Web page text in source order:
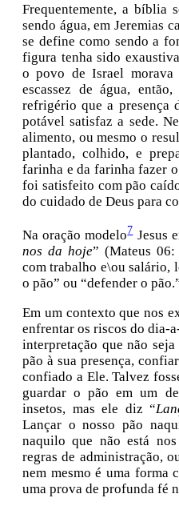
Frequentemente, a bíblia
sendo água, em Jeremias
se define como sendo a
figura tenha sido
o povo de Israel morava
escassez de água,
refrigério que a presença
potável satisfaz a sede.
alimento, ou mesmo o
plantado, colhido, e
farinha e da farinha fazer
foi satisfeito com pão
do cuidado de Deus para
Na oração modelo7Jesus
nos da hoje” (Mateus 06:
com trabalho e\ou salário,
o pão” ou “defender o
Em um contexto que nos
enfrentar os riscos do dia-
interpretação que não
pão à sua presença,
confiado a Ele. Talvez
guardar o pão em um
insetos, mas ele diz “
Lançar o nosso pão
naquilo que não está
regras de administração,
nem mesmo é uma forma
uma prova de profunda fé